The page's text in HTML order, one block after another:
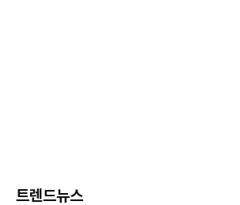
트렌드뉴스